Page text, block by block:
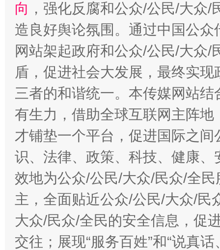
向 ，强化反腐和公众/公民/大众
造良好舆论氛围。通过中国公
网站架起政府和公众/公民/大众
盾，促进社会大发展，最终实
三者的和谐统一。本传媒网站
有生力，借助全球互联网主阵
才铺垫一个平台，促进国际之
识、法律、政策、科技、健康
效地为公众/公民/大众/民众/全
主，全面贴近公众/公民/大众/民
大众/民众/全民的安全信息，促
交往；展现“服务百姓”和“说真